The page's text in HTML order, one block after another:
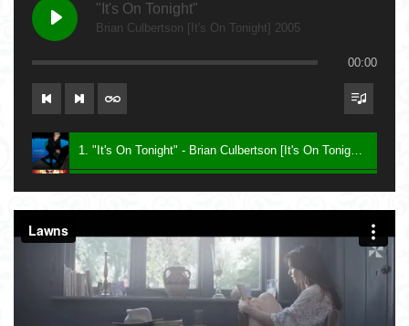
"It's On Tonight"
Brian Culbertson [It's On Tonight] 2005
00:00
1. "It's On Tonight" - Brian Culbertson [It's On Tonight] 2005